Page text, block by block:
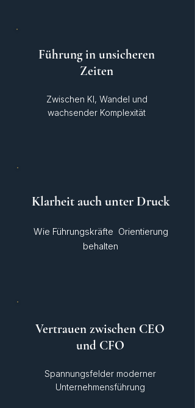
Führung in unsicheren
Zeiten
Zwischen KI, Wandel und
wachsender Komplexität
Klarheit auch unter Druck
Wie Führungskräfte Orientierung
behalten
Vertrauen zwischen CEO
und CFO
Spannungsfelder moderner
Unternehmensführung